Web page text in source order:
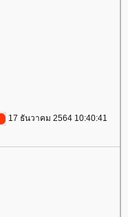
17 ธันวาคม 2564 10:40:41